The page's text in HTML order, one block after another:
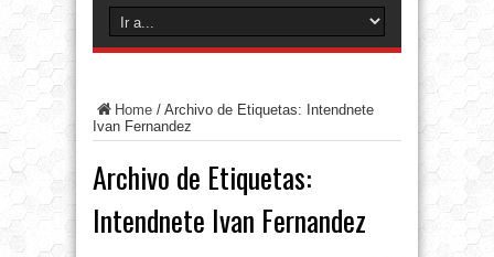
Home / Archivo de Etiquetas: Intendnete
Ivan Fernandez
Archivo de Etiquetas:
Intendnete Ivan Fernandez